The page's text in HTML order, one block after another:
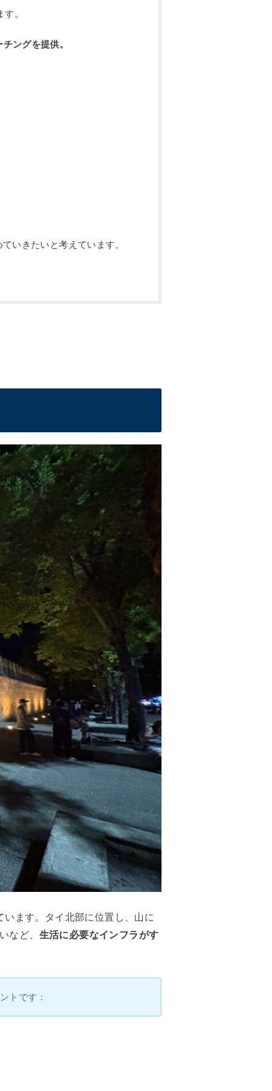
。
ングを提供。
いきたいと考えています。
ます。タイ北部に位置し、山に
など、 生活に必要なインフラがす
トです：